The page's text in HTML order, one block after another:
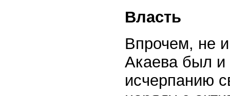
Власть
Впрочем, не
Акаева был и
исчерпанию